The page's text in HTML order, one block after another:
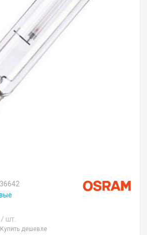
/ шт.
Купить дешевле